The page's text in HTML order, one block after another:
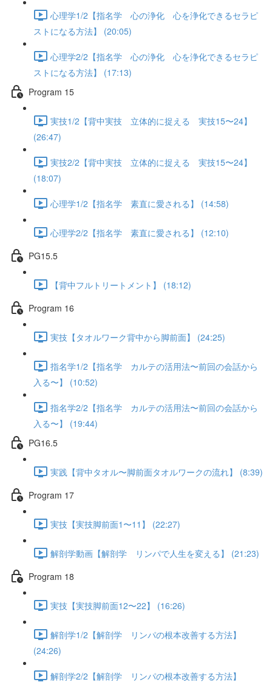
心理学1/2【指名学 心の浄化 心を浄化できるセラピ
ストになる方法】 (20:05)
心理学2/2【指名学 心の浄化 心を浄化できるセラピ
ストになる方法】 (17:13)
Program 15
実技1/2【背中実技 立体的に捉える 実技15〜24】
(26:47)
実技2/2【背中実技 立体的に捉える 実技15〜24】
(18:07)
心理学1/2【指名学 素直に愛される】 (14:58)
心理学2/2【指名学 素直に愛される】 (12:10)
PG15.5
【背中フルトリートメント】 (18:12)
Program 16
実技【タオルワーク背中から脚前面】 (24:25)
指名学1/2【指名学 カルテの活用法〜前回の会話から
入る〜】 (10:52)
指名学2/2【指名学 カルテの活用法〜前回の会話から
入る〜】 (19:44)
PG16.5
実践【背中タオル〜脚前面タオルワークの流れ】 (8:39)
Program 17
実技【実技脚前面1〜11】 (22:27)
解剖学動画【解剖学 リンパで人生を変える】 (21:23)
Program 18
実技【実技脚前面12〜22】 (16:26)
解剖学1/2【解剖学 リンパの根本改善する方法】
(24:26)
解剖学2/2【解剖学 リンパの根本改善する方法】